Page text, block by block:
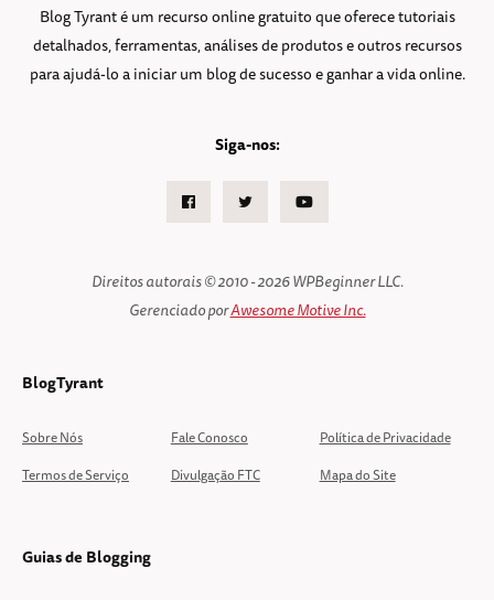
Blog Tyrant é um recurso online gratuito que oferece tutoriais
detalhados, ferramentas, análises de produtos e outros recursos
para ajudá-lo a iniciar um blog de sucesso e ganhar a vida online.
Siga-nos:
FacebookTwitter Youtube
Direitos autorais © 2010 - 2026 WPBeginner LLC.
Gerenciado porAwesome Motive Inc.
BlogTyrant
Sobre Nós Fale Conosco
Política de Privacidade
Termos de Serviço
Divulgação FTC Mapa do Site
Guias de Blogging